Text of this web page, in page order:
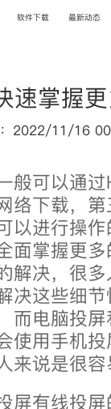
软件下载 最新动态
速掌握
2022/11/16
般可以通
络下载，
以进行操
面掌握更
解决，很
决这些细
而电脑投
使用手机
来说是很
屏有线投